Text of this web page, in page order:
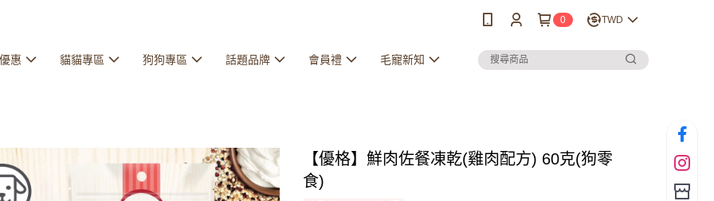
0 TWD
惠 貓貓專區 狗狗專區 話題品牌 會員禮 毛寵新知
【優格】鮮肉佐餐凍乾(雞肉配方) 60克(狗零
食)